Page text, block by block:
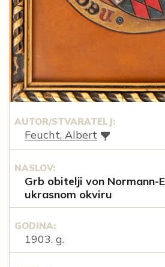
AUTOR/STVARATELJ:
Feucht, Albert
NASLOV:
Grb obitelji von Normann-
ukrasnom okviru
GODINA:
1903. g.